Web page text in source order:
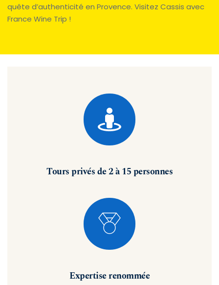
quête d’authenticité en Provence. Visitez Cassis avec
France Wine Trip !
Tours privés de 2 à 15 personnes
Expertise renommée